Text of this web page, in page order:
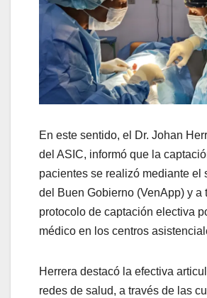
En este sentido, el Dr. Johan
del ASIC, informó que la
pacientes se realizó mediante el
del Buen Gobierno (VenApp) y a
protocolo de captación electiva
médico en los centros
​Herrera destacó la efectiva
redes de salud, a través de las